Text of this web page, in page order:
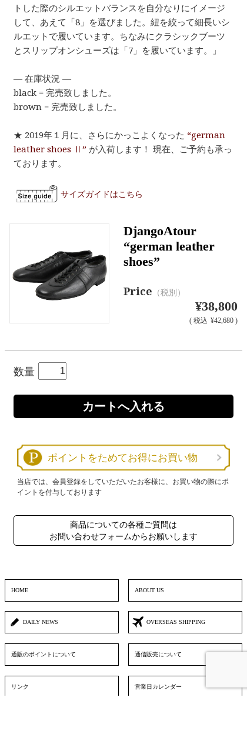
トした際のシルエットバランスを自分なりにイメージ
して、あえて「8」を選びました。紐を絞って細長いシ
ルエットで履いています。ちなみにクラシックブーツ
とスリップオンシューズは「7」を履いています。」
— 在庫状況 —
black = 完売致しました。
brown = 完売致しました。
★ 2019年１月に、さらにかっこよくなった “german
leather shoes Ⅱ” が入荷します！ 現在、ご予約も承っ
ております。
サイズガイドはこちら
DjangoAtour
“german leather
shoes”
Price （税別）
¥38,800
( 税込 ¥42,680 )
数量
ポイントをためてお得にお買い物
当店では、会員登録をしていただいたお客様に、お買い物の際にポ
イントを付与しております
商品についての各種ご質問は
お問い合わせフォームからお願いします
HOME ABOUT US
DAILY NEWS OVERSEAS SHIPPING
通販のポイントについて 通信販売について
リンク 営業日カレンダー